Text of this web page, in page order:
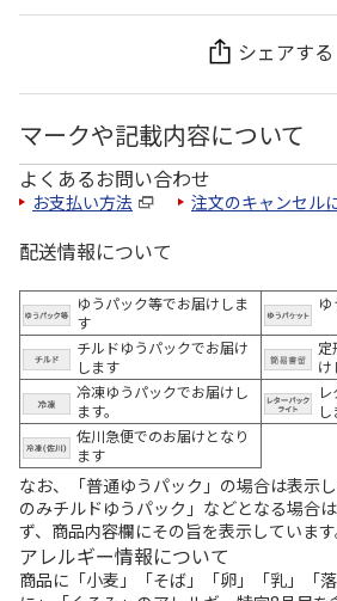
シェアする
マークや記載内容について
よくあるお問い合わせ
お支払い方法 注文のキャンセル
配送情報について
ゆうパック等でお届けしま
す
チルドゆうパックでお届け
します
定
け
冷凍ゆうパックでお届けし
ます。
佐川急便でのお届けとなり
ます
なお、「普通ゆうパック」の場合は表示
のみチルドゆうパック」などとなる場合
ず、商品内容欄にその旨を表示しています
アレルギー情報について
商品に「小麦」「そば」「卵」「乳」「